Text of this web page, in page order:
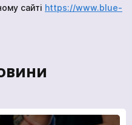
сайті https://www.blue-